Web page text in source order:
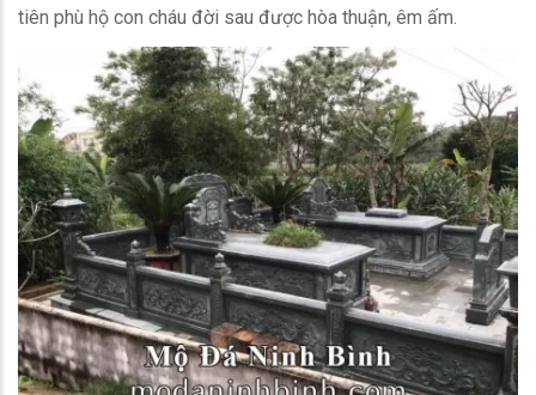
tiên phù hộ con cháu đời sau được hòa thuận, êm ấm.